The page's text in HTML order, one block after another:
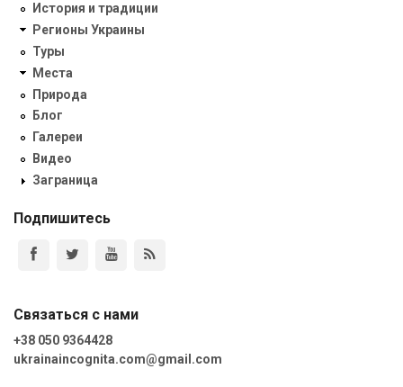
История и традиции
Регионы Украины
Туры
Места
Природа
Блог
Галереи
Видео
Заграница
Подпишитесь
Связаться с нами
+38 050 9364428
ukrainaincognita.com@gmail.com